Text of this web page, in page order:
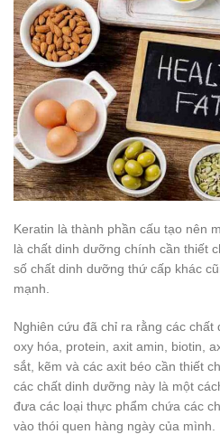
Keratin là thành phần cấu tạo nên
là chất dinh dưỡng chính cần thiết
số chất dinh dưỡng thứ cấp khác
mạnh.
Nghiên cứu đã chỉ ra rằng các
oxy hóa, protein, axit amin, biotin,
sắt, kẽm và các axit béo cần thiết
các chất dinh dưỡng này là một
đưa các loại thực phẩm chứa các
vào thói quen hàng ngày của mình.